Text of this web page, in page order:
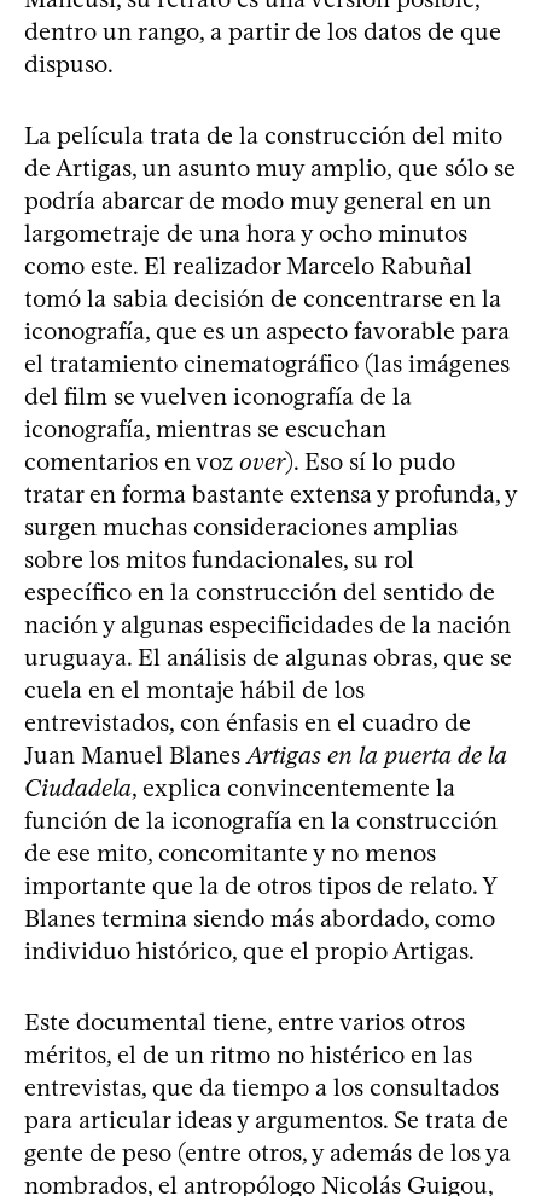
dentro un rango, a partir de los datos de que
dispuso.
La película trata de la construcción del mito
de Artigas, un asunto muy amplio, que sólo se
podría abarcar de modo muy general en un
largometraje de una hora y ocho minutos
como este. El realizador Marcelo Rabuñal
tomó la sabia decisión de concentrarse en la
iconografía, que es un aspecto favorable para
el tratamiento cinematográfico (las imágenes
del film se vuelven iconografía de la
iconografía, mientras se escuchan
comentarios en voz over). Eso sí lo pudo
tratar en forma bastante extensa y profunda, y
surgen muchas consideraciones amplias
sobre los mitos fundacionales, su rol
específico en la construcción del sentido de
nación y algunas especificidades de la nación
uruguaya. El análisis de algunas obras, que se
cuela en el montaje hábil de los
entrevistados, con énfasis en el cuadro de
Juan Manuel BlanesArtigas en la puerta de la
Ciudadela, explica convincentemente la
función de la iconografía en la construcción
de ese mito, concomitante y no menos
importante que la de otros tipos de relato. Y
Blanes termina siendo más abordado, como
individuo histórico, que el propio Artigas.
Este documental tiene, entre varios otros
méritos, el de un ritmo no histérico en las
entrevistas, que da tiempo a los consultados
para articular ideas y argumentos. Se trata de
gente de peso (entre otros, y además de los ya
nombrados, el antropólogo Nicolás Guigou,